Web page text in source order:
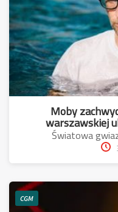
Moby
Światowa
CGM